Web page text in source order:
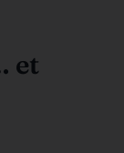
et